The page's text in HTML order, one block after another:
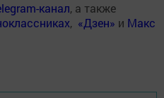
канал, а также
, «Дзен» и Макс